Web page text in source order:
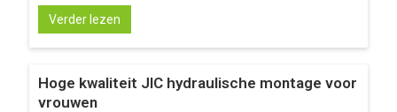
Verder lezen
Hoge kwaliteit JIC hydraulische montage voor
vrouwen